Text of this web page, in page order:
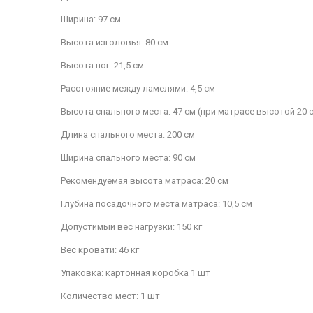
Ширина: 97 см
Высота изголовья: 80 см
Высота ног: 21,5 см
Расстояние между ламелями: 4,5 см
Высота спального места: 47 см (при матрасе высотой 20
Длина спального места: 200 см
Ширина спального места: 90 см
Рекомендуемая высота матраса: 20 см
Глубина посадочного места матраса: 10,5 см
Допустимый вес нагрузки: 150 кг
Вес кровати: 46 кг
Упаковка: картонная коробка 1 шт
Количество мест: 1 шт